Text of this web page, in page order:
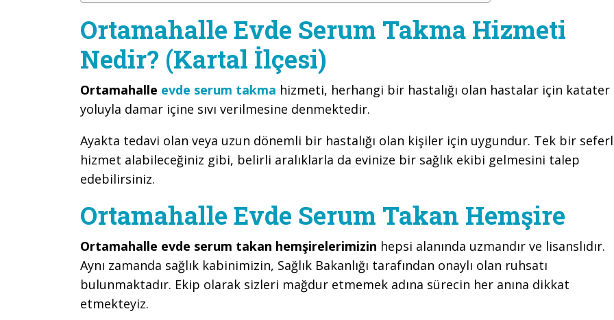
Ortamahalle Evde Serum Takma Hizmeti
Nedir? (Kartal İlçesi)
Ortamahalle evde serum takma hizmeti, herhangi bir hastalığı olan hastalar için katater
yoluyla damar içine sıvı verilmesine denmektedir.
Ayakta tedavi olan veya uzun dönemli bir hastalığı olan kişiler için uygundur. Tek bir
hizmet alabileceğiniz gibi, belirli aralıklarla da evinize bir sağlık ekibi gelmesini talep
edebilirsiniz.
Ortamahalle Evde Serum Takan Hemşire
Ortamahalle evde serum takan hemşirelerimizin hepsi alanında uzmandır ve lisanslıdır.
Aynı zamanda sağlık kabinimizin, Sağlık Bakanlığı tarafından onaylı olan ruhsatı
bulunmaktadır. Ekip olarak sizleri mağdur etmemek adına sürecin her anına dikkat
etmekteyiz.